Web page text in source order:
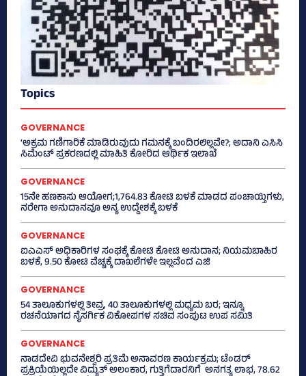
Topics
GOVERNANCE
‘ಅಕ್ರಮ ಗಣಿಗಾರಿಕೆ ಮಾಡಿರುವುದು ಗಮನಕ್ಕೆ ಬಂದಿರಲಿಲ್ಲವೇ?; ಅದಾನಿ ಎಸಿಸಿ
ಸಿಮೆಂಟ್ ಪ್ರಕರಣದಲ್ಲಿ ಮಾಹಿತಿ ಕೋರಿದ ಆರ್ಥಿಕ ಇಲಾಖೆ
GOVERNANCE
15ನೇ ಹಣಕಾಸು ಆಯೋಗ;1,764.83 ಕೋಟಿ ಬಳಕೆ ಮಾಡದ ಪಂಚಾಯ್ತಿಗಳು,
ನರೇಗಾ ಅನುದಾನವೂ ಅನ್ಯ ಉದ್ದೇಶಕ್ಕೆ ಬಳಕೆ
GOVERNANCE
ಐಎಎಸ್‌ ಅಧಿಕಾರಿಗಳ ಸಂಘಕ್ಕೆ ಕೋಟಿ ಕೋಟಿ ಅನುದಾನ; ನಿಯಮಬಾಹಿರ
ಬಳಕೆ, 9.50 ಕೋಟಿ ವೆಚ್ಚಕ್ಕೆ ದಾಖಲೆಗಳೇ ಇಲ್ಲವೆಂದ ಎಜಿ
GOVERNANCE
54 ತಾಲೂಕುಗಳಲ್ಲಿ ತೀವ್ರ, 40 ತಾಲೂಕುಗಳಲ್ಲಿ ಮಧ್ಯಮ ಬರ; ಇನ್ನೂ
ರಚನೆಯಾಗದ ನೈಸರ್ಗಿಕ ವಿಕೋಪಗಳ ಸಚಿವ ಸಂಪುಟ ಉಪ ಸಮಿತಿ
GOVERNANCE
ನಾಡದೇವಿ ಭುವನೇಶ್ವರಿ ಪ್ರತಿಮೆ ಅನಾವರಣ ಕಾರ್ಯಕ್ರಮ; ಟೆಂಡರ್
ಪ್ರಕ್ರಿಯೆಯಿಲ್ಲದೇ ವಿದ್ಯುತ್‌ ಅಲಂಕಾರ, ಗುತ್ತಿಗೆದಾರನಿಗೆ ಅನಗತ್ಯ ಲಾಭ, 78.62